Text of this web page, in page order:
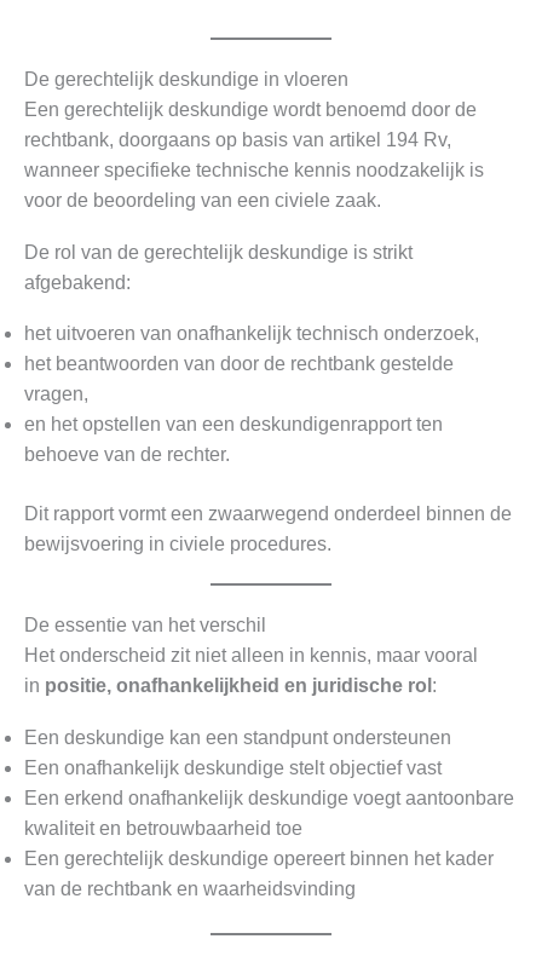
De gerechtelijk deskundige in vloeren
Een gerechtelijk deskundige wordt benoemd door de
rechtbank, doorgaans op basis van artikel 194 Rv,
wanneer specifieke technische kennis noodzakelijk is
voor de beoordeling van een civiele zaak.
De rol van de gerechtelijk deskundige is strikt
afgebakend:
het uitvoeren van onafhankelijk technisch onderzoek,
het beantwoorden van door de rechtbank gestelde
vragen,
en het opstellen van een deskundigenrapport ten
behoeve van de rechter.
Dit rapport vormt een zwaarwegend onderdeel binnen de
bewijsvoering in civiele procedures.
De essentie van het verschil
Het onderscheid zit niet alleen in kennis, maar vooral
in positie, onafhankelijkheid en juridische rol :
Een deskundige kan een standpunt ondersteunen
Een onafhankelijk deskundige stelt objectief vast
Een erkend onafhankelijk deskundige voegt aantoonbare
kwaliteit en betrouwbaarheid toe
Een gerechtelijk deskundige opereert binnen het kader
van de rechtbank en waarheidsvinding